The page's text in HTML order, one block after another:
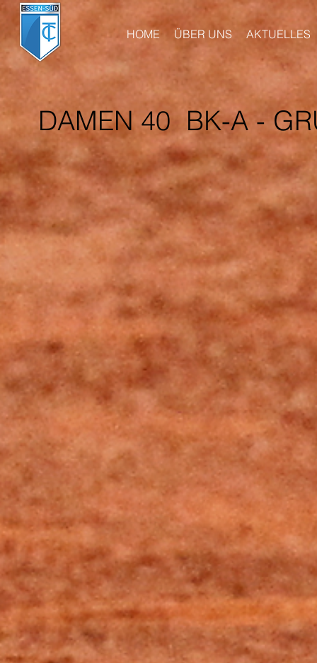
HOME ÜBER UNS AKTUELLES
DAMEN 40 BK-A -